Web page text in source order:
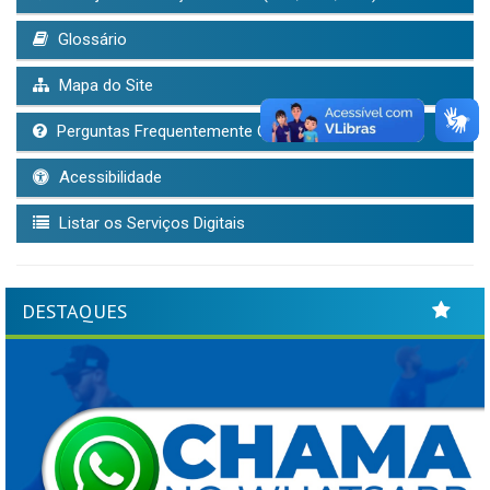
Glossário
Mapa do Site
Perguntas Frequentemente Questionadas
Acessibilidade
Listar os Serviços Digitais
DESTAQUES